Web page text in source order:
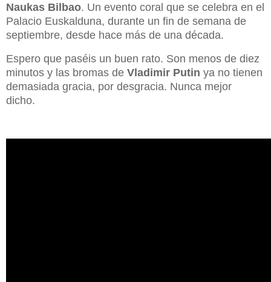
Naukas Bilbao. Un evento coral que se celebra en el
Palacio Euskalduna, durante un fin de semana de
septiembre, desde hace más de una década.
Espero que paséis un buen rato. Son menos de diez
minutos y las bromas de Vladimir Putin ya no tienen
demasiada gracia, por desgracia. Nunca mejor
dicho.